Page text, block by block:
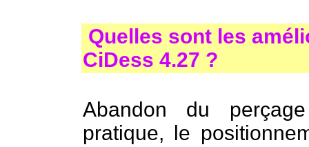
Quelles sont les
CiDess 4.27 ?
Abandon du
pratique, le